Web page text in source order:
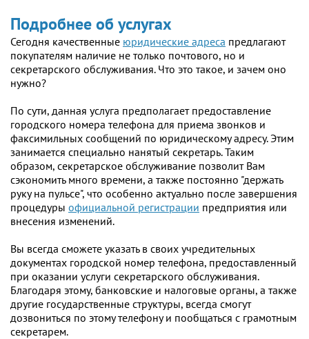
Подробнее об услугах
Сегодня качественные юридические адреса предлагают
покупателям наличие не только почтового, но и
секретарского обслуживания. Что это такое, и зачем оно
нужно?
По сути, данная услуга предполагает предоставление
городского номера телефона для приема звонков и
факсимильных сообщений по юридическому адресу. Этим
занимается специально нанятый секретарь. Таким
образом, секретарское обслуживание позволит Вам
сэкономить много времени, а также постоянно "держать
руку на пульсе", что особенно актуально после завершения
процедуры официальной регистрации предприятия или
внесения изменений.
Вы всегда сможете указать в своих учредительных
документах городской номер телефона, предоставленный
при оказании услуги секретарского обслуживания.
Благодаря этому, банковские и налоговые органы, а также
другие государственные структуры, всегда смогут
дозвониться по этому телефону и пообщаться с грамотным
секретарем.